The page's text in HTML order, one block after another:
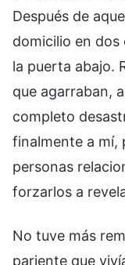
Después de
domicilio en dos
la puerta abajo.
que agarraban,
completo
finalmente a mí,
personas
forzarlos a
No tuve más
pariente que